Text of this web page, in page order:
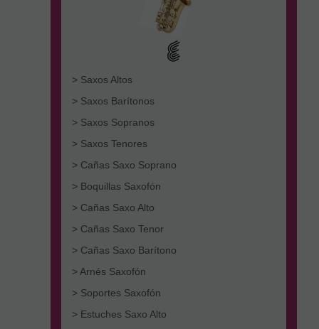
> Saxos Altos
> Saxos Barítonos
> Saxos Sopranos
> Saxos Tenores
> Cañas Saxo Soprano
> Boquillas Saxofón
> Cañas Saxo Alto
> Cañas Saxo Tenor
> Cañas Saxo Barítono
> Arnés Saxofón
> Soportes Saxofón
> Estuches Saxo Alto